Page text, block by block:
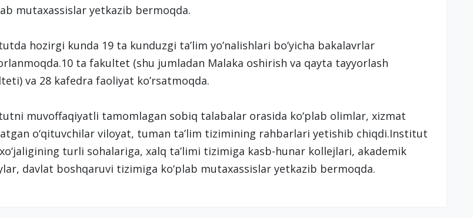
mutaxassislar yetkazib bermoqda.
hozirgi kunda 19 ta kunduzgi ta’lim yo’nalishlari bo’yicha bakalavrlar
ta fakultet (shu jumladan Malaka oshirish va qayta tayyorlash
va 28 kafedra faoliyat ko’rsatmoqda.
muvoffaqiyatli tamomlagan sobiq talabalar orasida ko‘plab olimlar, xizmat
o‘qituvchilar viloyat, tuman ta’lim tizimining rahbarlari yetishib chiqdi.Institut
turli sohalariga, xalq ta’limi tizimiga kasb-hunar kollejlari, akademik
davlat boshqaruvi tizimiga ko‘plab mutaxassislar yetkazib bermoqda.